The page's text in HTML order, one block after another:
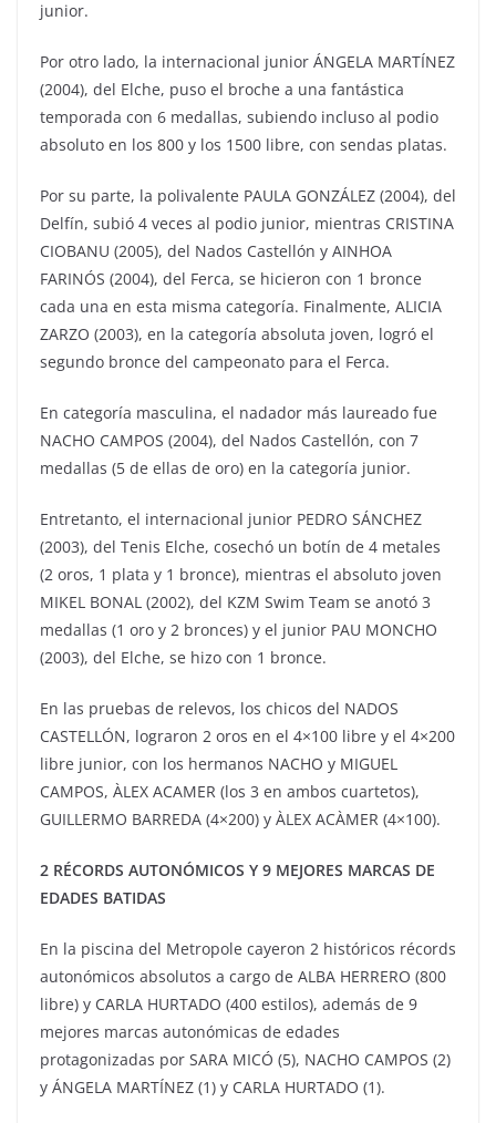
junior.
Por otro lado, la internacional junior ÁNGELA MARTÍNEZ
(2004), del Elche, puso el broche a una fantástica
temporada con 6 medallas, subiendo incluso al podio
absoluto en los 800 y los 1500 libre, con sendas platas.
Por su parte, la polivalente PAULA GONZÁLEZ (2004), del
Delfín, subió 4 veces al podio junior, mientras CRISTINA
CIOBANU (2005), del Nados Castellón y AINHOA
FARINÓS (2004), del Ferca, se hicieron con 1 bronce
cada una en esta misma categoría. Finalmente, ALICIA
ZARZO (2003), en la categoría absoluta joven, logró el
segundo bronce del campeonato para el Ferca.
En categoría masculina, el nadador más laureado fue
NACHO CAMPOS (2004), del Nados Castellón, con 7
medallas (5 de ellas de oro) en la categoría junior.
Entretanto, el internacional junior PEDRO SÁNCHEZ
(2003), del Tenis Elche, cosechó un botín de 4 metales
(2 oros, 1 plata y 1 bronce), mientras el absoluto joven
MIKEL BONAL (2002), del KZM Swim Team se anotó 3
medallas (1 oro y 2 bronces) y el junior PAU MONCHO
(2003), del Elche, se hizo con 1 bronce.
En las pruebas de relevos, los chicos del NADOS
CASTELLÓN, lograron 2 oros en el 4×100 libre y el 4×200
libre junior, con los hermanos NACHO y MIGUEL
CAMPOS, ÀLEX ACAMER (los 3 en ambos cuartetos),
GUILLERMO BARREDA (4×200) y ÀLEX ACÀMER (4×100).
2 RÉCORDS AUTONÓMICOS Y 9 MEJORES MARCAS DE
EDADES BATIDAS
En la piscina del Metropole cayeron 2 históricos récords
autonómicos absolutos a cargo de ALBA HERRERO (800
libre) y CARLA HURTADO (400 estilos), además de 9
mejores marcas autonómicas de edades
protagonizadas por SARA MICÓ (5), NACHO CAMPOS (2)
y ÁNGELA MARTÍNEZ (1) y CARLA HURTADO (1).